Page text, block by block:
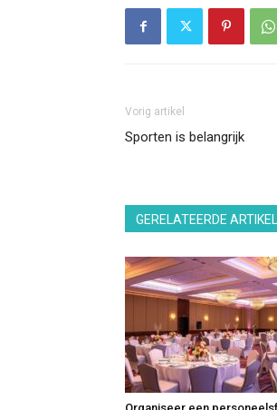
Vorig artikel
Sporten is belangrijk
GERELATEERDE